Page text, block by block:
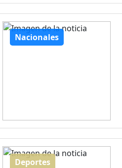
Nacionales
Deportes